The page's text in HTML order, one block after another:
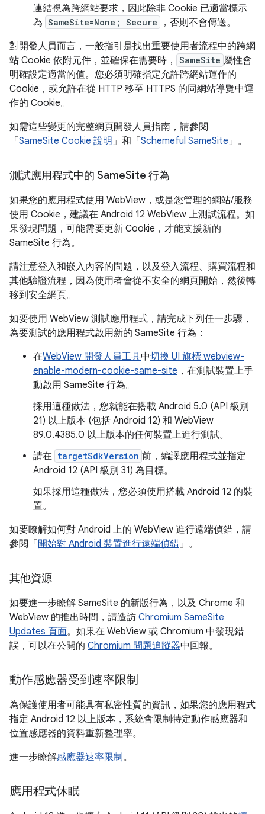
連結視為跨網站要求，因此除非 Cookie 已適當標示
為 SameSite=None; Secure
，否則不會傳送。
對開發人員而言，一般指引是找出重要使用者流程中的跨網
站 Cookie 依附元件，並確保在需要時，
SameSite 屬性會
明確設定適當的值。您必須明確指定允許跨網站運作的
Cookie，或允許在從 HTTP 移至 HTTPS 的同網站導覽中運
作的 Cookie。
如需這些變更的完整網頁開發人員指南，請參閱
「SameSite Cookie 說明 」和「Schemeful SameSite 」。
測試應用程式中的 SameSite 行為
如果您的應用程式使用 WebView，或是您管理的網站/服務
使用 Cookie，建議在 Android 12 WebView 上測試流程。如
果發現問題，可能需要更新 Cookie，才能支援新的
SameSite 行為。
請注意登入和嵌入內容的問題，以及登入流程、購買流程和
其他驗證流程，因為使用者會從不安全的網頁開始，然後轉
移到安全網頁。
如要使用 WebView 測試應用程式，請完成下列任一步驟，
為要測試的應用程式啟用新的 SameSite 行為：
在WebView 開發人員工具中切換 UI 旗標 webview-
enable-modern-cookie-same-site ，在測試裝置上手
動啟用 SameSite 行為。
採用這種做法，您就能在搭載 Android 5.0 (API 級別
21) 以上版本 (包括 Android 12) 和 WebView
89.0.4385.0 以上版本的任何裝置上進行測試。
請在 targetSdkVersion 前，編譯應用程式並指定
Android 12 (API 級別 31) 為目標。
如果採用這種做法，您必須使用搭載 Android 12 的裝
置。
如要瞭解如何對 Android 上的 WebView 進行遠端偵錯，請
參閱「開始對 Android 裝置進行遠端偵錯 」。
其他資源
如要進一步瞭解 SameSite 的新版行為，以及 Chrome 和
WebView 的推出時間，請造訪 Chromium SameSite
Updates 頁面。如果在 WebView 或 Chromium 中發現錯
誤，可以在公開的 Chromium 問題追蹤器中回報。
動作感應器受到速率限制
為保護使用者可能具有私密性質的資訊，如果您的應用程式
指定 Android 12 以上版本，系統會限制特定動作感應器和
位置感應器的資料重新整理率。
進一步瞭解感應器速率限制。
應用程式休眠